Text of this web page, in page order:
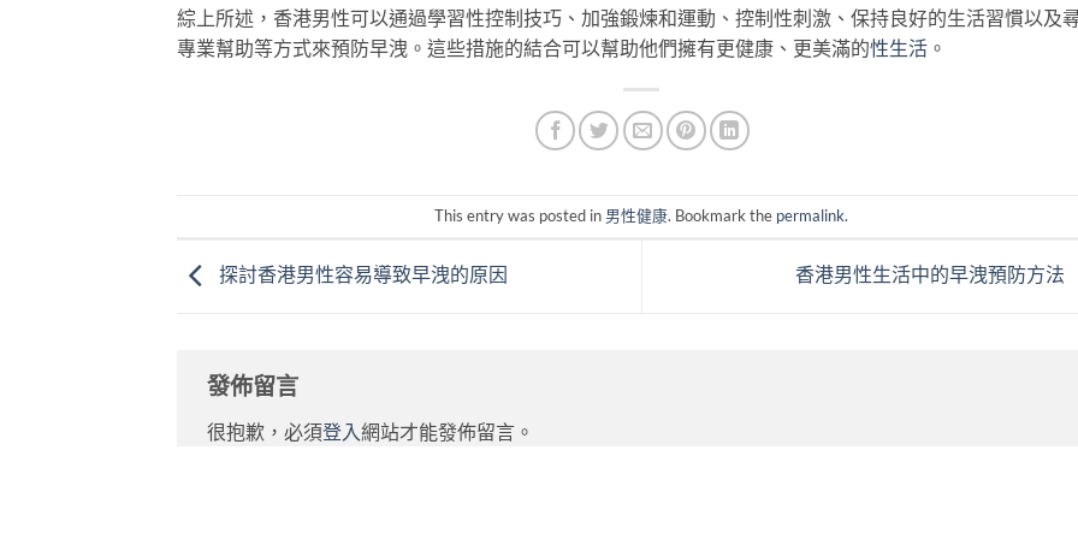
綜上所述，香港男性可以通過學習性控制技巧、加強鍛煉和運動、控制性刺激、保持良好的生活習慣以及
專業幫助等方式來預防早洩。這些措施的結合可以幫助他們擁有更健康、更美滿的性生活 。
This entry was posted in 男性健康. Bookmark the permalink.
探討香港男性容易導致早洩的原因 香港男性生活中的早洩預防方法
發佈留言
很抱歉，必須登入網站才能發佈留言。